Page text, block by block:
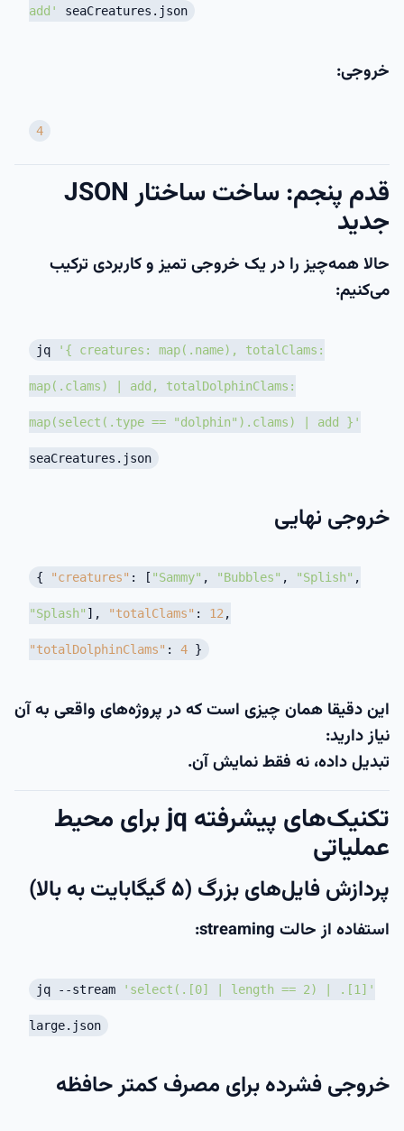
add' seaCreatures.json
خروجی:
4
قدم پنجم: ساخت ساختار JSON
جدید
حالا همه‌چیز را در یک خروجی تمیز و کاربردی ترکیب
می‌کنیم:
jq '{ creatures: map(.name), totalClams:
map(.clams) | add, totalDolphinClams:
map(select(.type == "dolphin").clams) | add }'
seaCreatures.json
خروجی نهایی
{ "creatures" : [ "Sammy" , "Bubbles" , "Splish" ,
"Splash" ] , "totalClams" : 12 ,
"totalDolphinClams" : 4 }
این دقیقا همان چیزی است که در پروژه‌های واقعی به آن
نیاز دارید:
تبدیل داده، نه فقط نمایش آن.
تکنیک‌های پیشرفته jq برای محیط
عملیاتی
پردازش فایل‌های بزرگ (۵ گیگابایت به بالا)
استفاده از حالت streaming:
jq --stream 'select(.[0] | length == 2) | .[1]'
large.json
خروجی فشرده برای مصرف کمتر حافظه